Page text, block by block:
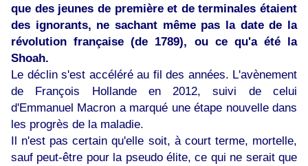
que des jeunes de première et de terminales étaient
des ignorants, ne sachant même pas la date de la
révolution française (de 1789), ou ce qu'a été la
Shoah.
Le déclin s'est accéléré au fil des années. L'avènement
de François Hollande en 2012, suivi de celui
d'Emmanuel Macron a marqué une étape nouvelle dans
les progrès de la maladie.
Il n'est pas certain qu'elle soit, à court terme, mortelle,
sauf peut-être pour la pseudo élite, ce qui ne serait que